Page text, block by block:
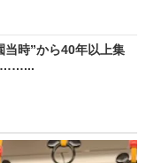
当時”から40年以上集
……...